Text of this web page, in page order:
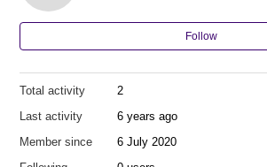
Follow
Total activity
2
Last activity
6 years ago
Member since
6 July 2020